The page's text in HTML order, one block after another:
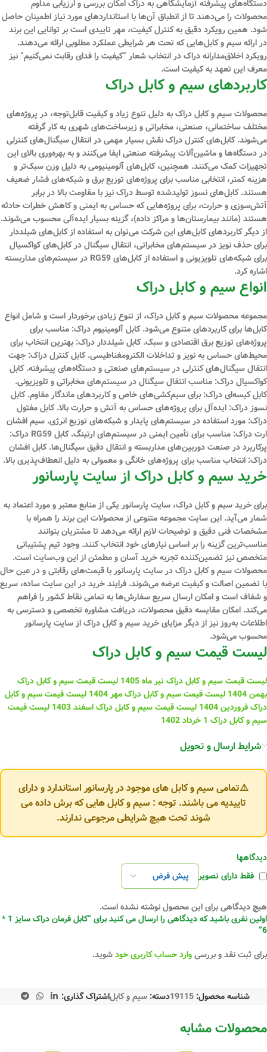
دستگاه‌های پیشرفته آزمایشگاهی به دراک امکان بررسی و ارزیابی مداوم
محصولات را می‌دهند تا از انطباق آن‌ها با استانداردهای مورد نیاز اطمینان حاصل
شود. همین رویکرد دقیق به کنترل کیفیت، مهر تاییدی است بر توانایی این برند
در ارائه سیم و کابل‌هایی که تحت هر شرایطی عملکرد مطلوبی ارائه می‌دهند.
رویکرد اخلاق‌مدارانه دراک در انتخاب شعار “کیفیت را فدای رقابت نمی‌کنیم” نیز
معرف این تعهد به کیفیت است.
کاربردهای سیم و کابل دراک
محصولات سیم و کابل دراک به دلیل تنوع زیاد و کیفیت قابل‌توجه، در پروژه‌های
مختلف ساختمانی، صنعتی، مخابراتی و زیرساخت‌های شهری به کار گرفته
می‌شوند. کابل‌های کنترل دراک نقش بسیار مهمی در انتقال سیگنال‌های کنترلی
در دستگاه‌ها و ماشین‌آلات پیشرفته صنعتی ایفا می‌کنند و به بهره‌وری بالای این
تجهیزات کمک می‌کنند. همچنین، کابل‌های آلومینیومی به دلیل وزن سبک‌تر و
هزینه کمتر، انتخابی مناسب برای پروژه‌های توزیع برق و شبکه‌های فشار ضعیف
هستند. کابل‌های نسوز تولیدشده توسط دراک نیز با مقاومت بالا در برابر
آتش‌سوزی و حرارت، برای پروژه‌هایی که حساس به ایمنی و کاهش خطرات حادثه
هستند (مانند بیمارستان‌ها و مراکز داده)، گزینه بسیار ایده‌آلی محسوب می‌شوند.
از دیگر کاربردهای کابل‌های این شرکت می‌توان به استفاده از کابل‌های شیلددار
برای حذف نویز در سیستم‌های مخابراتی، انتقال سیگنال در کابل‌های کواکسیال
برای شبکه‌های تلویزیونی و استفاده از کابل‌های RG59 در سیستم‌های مداربسته
اشاره کرد.
انواع سیم و کابل دراک
مجموعه محصولات سیم و کابل دراک، از تنوع زیادی برخوردار است و شامل انواع
کابل‌ها برای کاربردهای متنوع می‌شود. کابل آلومینیوم دراک: مناسب برای
پروژه‌های توزیع برق اقتصادی و سبک. کابل شیلددار دراک: بهترین انتخاب برای
محیط‌های حساس به نویز و تداخلات الکترومغناطیسی. کابل کنترل دراک: جهت
انتقال سیگنال‌های کنترلی در سیستم‌های صنعتی و دستگاه‌های پیشرفته. کابل
کواکسیال دراک: مناسب انتقال سیگنال در سیستم‌های مخابراتی و تلویزیونی.
کابل کیسه‌ای دراک: برای سیم‌کشی‌های خاص و کاربردهای ماندگار مقاوم. کابل
نسوز دراک: ایده‌آل برای پروژه‌های حساس به آتش و حرارت بالا. کابل مفتول
دراک: مورد استفاده در سیستم‌های پایدار و شبکه‌های توزیع انرژی. سیم افشان
ارت دراک: مناسب برای تأمین ایمنی در سیستم‌های ارتینگ. کابل RG59 دراک:
پرکاربرد در صنعت دوربین‌های مداربسته و انتقال دقیق سیگنال‌ها. کابل افشان
دراک: انتخاب مناسب برای پروژه‌های خانگی و معمولی به دلیل انعطاف‌پذیری بالا.
خرید سیم و کابل دراک از سایت پارسانور
برای خرید سیم و کابل دراک، سایت پارسانور یکی از منابع معتبر و مورد اعتماد به
شمار می‌آید. این سایت مجموعه متنوعی از محصولات این برند را همراه با
مشخصات فنی دقیق و توضیحات لازم ارائه می‌دهد تا مشتریان بتوانند
مناسب‌ترین گزینه را بر اساس نیازهای خود انتخاب کنند. وجود تیم پشتیبانی
متخصص نیز تضمین‌کننده تجربه خرید آسان و مطمئن از این وب‌سایت است.
محصولات سیم و کابل دراک در سایت پارسانور با قیمت‌های رقابتی و در عین حال
با تضمین اصالت و کیفیت عرضه می‌شوند. فرایند خرید در این سایت ساده، سریع
و شفاف است و امکان ارسال سریع سفارش‌ها به تمامی نقاط کشور را فراهم
می‌کند. امکان مقایسه دقیق محصولات، دریافت مشاوره تخصصی و دسترسی به
اطلاعات به‌روز نیز از دیگر مزایای خرید سیم و کابل دراک از سایت پارسانور
محسوب می‌شود.
لیست قیمت سیم و کابل دراک
لیست قیمت سیم و کابل دراک تیر ماه 1405
لیست قیمت سیم و کابل دراک
بهمن 1404
لیست قیمت سیم و کابل دراک مهر 1404
لیست قیمت سیم و کابل
دراک فروردین 1404
لیست قیمت سیم و کابل دراک اسفند 1403
لیست قیمت
سیم و کابل دراک 1 خرداد 1402
شرایط ارسال و تحویل
⚠️تمامی سیم و کابل های موجود در پارسانور استاندارد و دارای
تاییدیه می باشند. توجه : سیم و کابل هایی که برش داده می
شوند تحت هیچ شرایطی مرجوعی ندارند.
دیدگاهها
فقط دارای تصویر
هیچ دیدگاهی برای این محصول نوشته نشده است.
اولین نفری باشید که دیدگاهی را ارسال می کنید برای “کابل فرمان دراک سایز 1 *
6”
برای ثبت نقد و بررسیوارد حساب کاربری خودشوید.
شناسه محصول: 19115دسته: سیم و کابلاشتراک گذاری:
محصولات مشابه